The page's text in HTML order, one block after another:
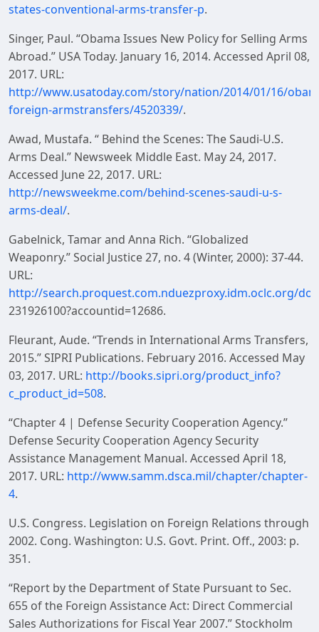
states-conventional-arms-transfer-p.
Singer, Paul. “Obama Issues New Policy for Selling Arms
Abroad.” USA Today. January 16, 2014. Accessed April 08,
2017. URL:
http://www.usatoday.com/story/nation/2014/01/16/
foreign-armstransfers/4520339/.
Awad, Mustafa. “ Behind the Scenes: The Saudi-U.S.
Arms Deal.” Newsweek Middle East. May 24, 2017.
Accessed June 22, 2017. URL:
http://newsweekme.com/behind-scenes-saudi-u-s-
arms-deal/.
Gabelnick, Tamar and Anna Rich. “Globalized
Weaponry.” Social Justice 27, no. 4 (Winter, 2000): 37-44.
URL:
http://search.proquest.com.nduezproxy.idm.oclc.org/
231926100?accountid=12686.
Fleurant, Aude. “Trends in International Arms Transfers,
2015.” SIPRI Publications. February 2016. Accessed May
03, 2017. URL: http://books.sipri.org/product_info?
c_product_id=508.
“Chapter 4 | Defense Security Cooperation Agency.”
Defense Security Cooperation Agency Security
Assistance Management Manual. Accessed April 18,
2017. URL: http://www.samm.dsca.mil/chapter/chapter-
4.
U.S. Congress. Legislation on Foreign Relations through
2002. Cong. Washington: U.S. Govt. Print. Off., 2003: p.
351.
“Report by the Department of State Pursuant to Sec.
655 of the Foreign Assistance Act: Direct Commercial
Sales Authorizations for Fiscal Year 2007.” Stockholm